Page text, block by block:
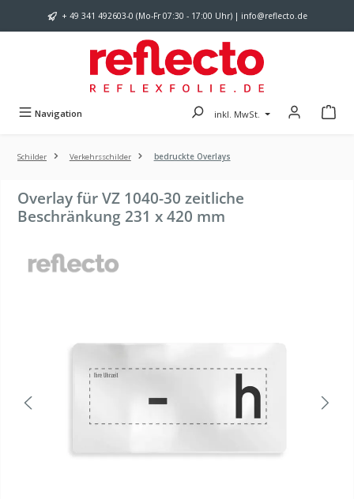
Zum Hauptinhalt springen
+ 49 341 492603-0 (Mo-Fr 07:30 - 17:00 Uhr) | info@reflecto.de
Navigation inkl. MwSt.
Schilder Verkehrsschilder bedruckte Overlays
Overlay für VZ 1040-30 zeitliche
Beschränkung 231 x 420 mm